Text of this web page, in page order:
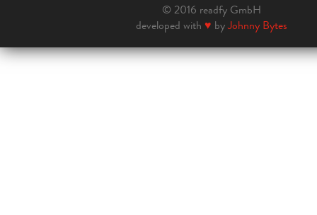
© 2016 readfy GmbH
developed with ♥ byJohnny Bytes